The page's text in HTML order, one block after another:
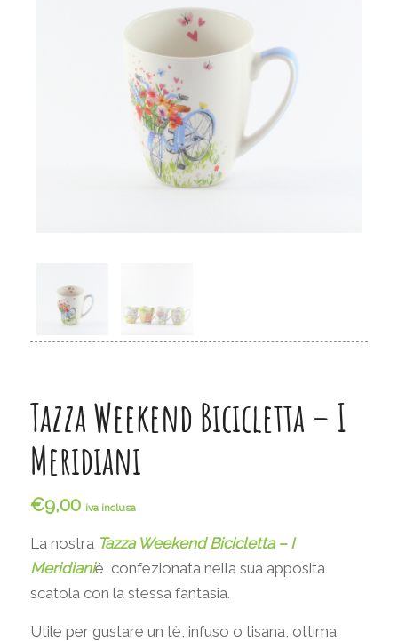
Tazza Weekend Bicicletta – I
Meridiani
€9,00 iva inclusa
La nostra Tazza Weekend Bicicletta – I
Meridianié confezionata nella sua apposita
scatola con la stessa fantasia.
Utile per gustare un tè, infuso o tisana, ottima